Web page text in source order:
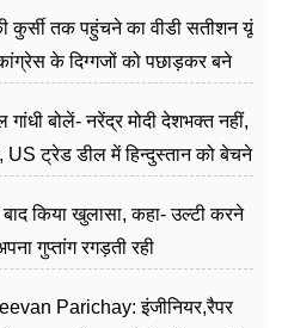
कुर्सी तक पहुंचने का वीडी सतीशन यूं
के दिग्गजों को पछाड़कर बने
गांधी बोलें- नरेंद्र मोदी देशभक्त नहीं,
US ट्रेड डील में हिन्दुस्तान को बेचने
किया खुलासा, कहा- उल्टी करने
गुप्तांग रगड़ती रही
Parichay: इंजीनियर,रैपर